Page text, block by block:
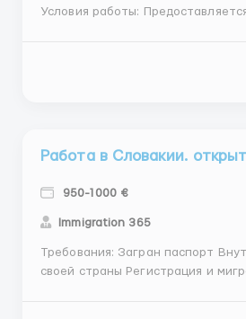
Условия работы: Предоставляется жилье (хостел 5
Работа в Словакии.
950-1000 €
Immigration 365
Требования: Загран паспорт Внутренний паспорт
своей страны Регистрация и